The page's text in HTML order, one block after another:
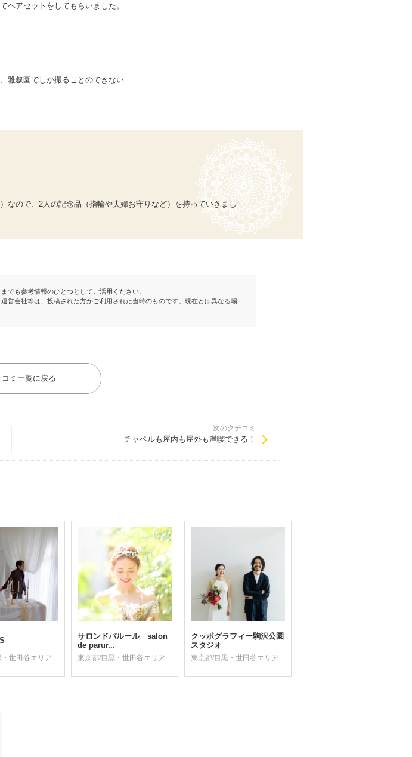
ヘアセットをしてもらいました。
雅叙園でしか撮ることのできない
なので、2人の記念品（指輪や夫婦お守りなど）を持っていきまし
でも参考情報のひとつとしてご活用ください。
営会社等は、投稿された方がご利用された当時のものです。現在とは異なる場
コミ一覧に戻る
次のクチコミ
チャペルも屋内も屋外も満喫できる！
世田谷エリア
サロンドパルール salon
de parur...
東京都/目黒・世田谷エリア
クッポグラフィー駒沢公園
スタジオ
東京都/目黒・世田谷エリア